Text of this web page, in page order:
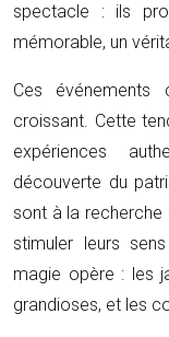
spectacle : ils
mémorable, un
Ces événements
croissant. Cette
expériences
découverte du
sont à la recherche
stimuler leurs
magie opère : les
grandioses, et les